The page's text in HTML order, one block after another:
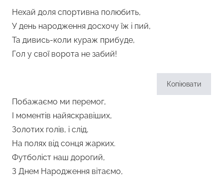
Нехай доля спортивна полюбить,
У день народження досхочу їж і пий,
Та дивись-коли кураж прибуде,
Гол у свої ворота не забий!
Копіювати
Побажаємо ми перемог,
І моментів найяскравіших,
Золотих голів, і слід,
На полях від сонця жарких.
Футболіст наш дорогий,
З Днем Народження вітаємо,